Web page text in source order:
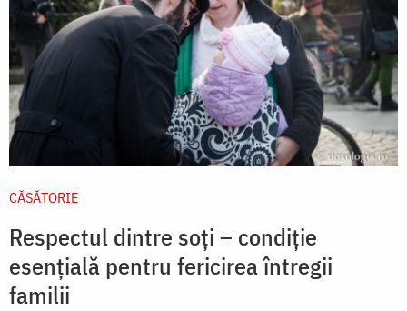
CĂSĂTORIE
Respectul dintre soți – condiție
esențială pentru fericirea întregii
familii